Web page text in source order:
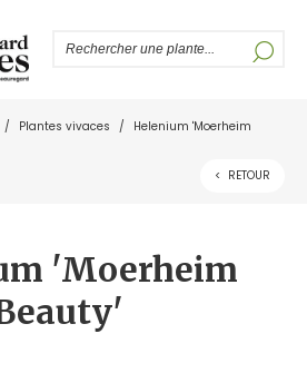
/ Plantes vivaces /
Helenium 'Moerheim
< RETOUR
'Moerheim